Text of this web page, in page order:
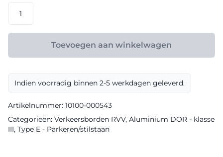
model
E01
III
aantal
Toevoegen aan winkelwagen
Indien voorradig binnen 2-5 werkdagen geleverd.
Artikelnummer: 10100-000543
Categorieën: Verkeersborden RVV, Aluminium DOR - klasse
III, Type E - Parkeren/stilstaan